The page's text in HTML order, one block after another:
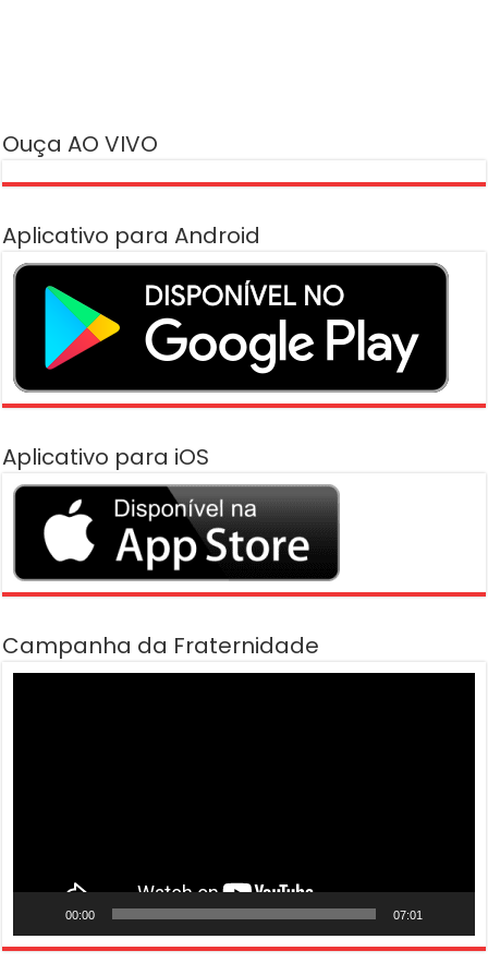
Ouça AO VIVO
Aplicativo para Android
Aplicativo para iOS
Campanha da Fraternidade
00:00 07:01